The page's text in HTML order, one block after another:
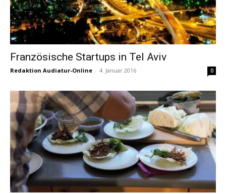
Französische Startups in Tel Aviv
Redaktion Audiatur-Online - 4. Januar 2016 0